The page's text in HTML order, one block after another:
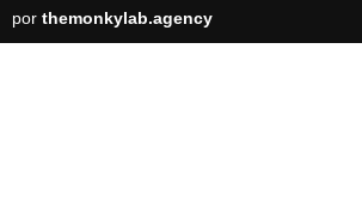
por themonkylab.agency